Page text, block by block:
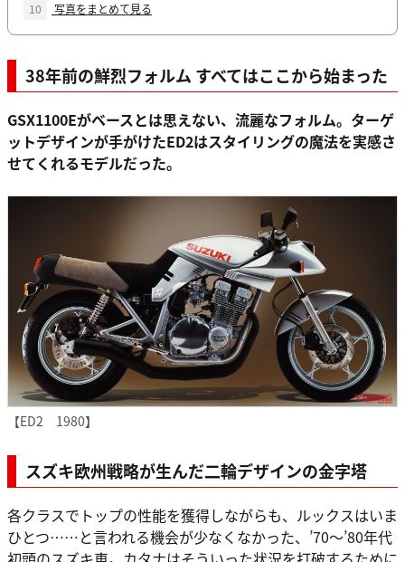
10
写真をまとめて見る
38年前の鮮烈フォルム すべてはここから始まった
GSX1100Eがベースとは思えない、流麗なフォルム。ターゲ
ットデザインが手がけたED2はスタイリングの魔法を実感さ
せてくれるモデルだった。
【ED2 1980】
スズキ欧州戦略が生んだ二輪デザインの金字塔
各クラスでトップの性能を獲得しながらも、ルックスはいま
ひとつ……と言われる機会が少なくなかった、’70～’80年代